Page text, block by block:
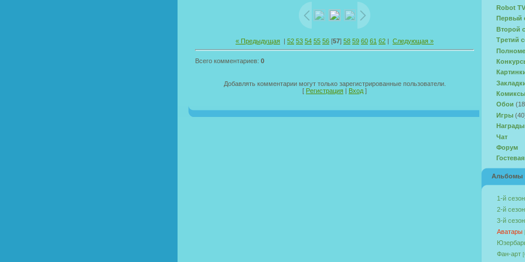
« Предыдущая | 52 53 54 55 56 [57] 58 59 60 61 62 | Следующая »
Всего комментариев: 0
Добавлять комментарии могут только зарегистрированные пользователи.
[ Регистрация Вход ]
Robot TV
Первый
Второй
Третий
Комиксы
Обои
Игры
Награды
Чат
Форум
Альбомы
1-й сезон
2-й сезон
3-й сезон
Аватары
Фан-арт